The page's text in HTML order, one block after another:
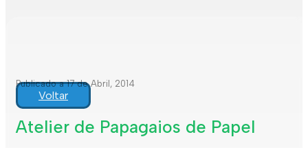
Publicado a 17 de Abril, 2014
Voltar
Atelier de Papagaios de Papel